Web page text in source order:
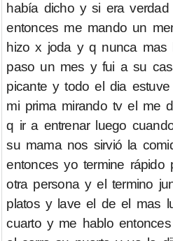
había dicho y si era
entonces me mando un
hizo x joda y q nunca mas
paso un mes y fui a su
picante y todo el dia
mi prima mirando tv el me
q ir a entrenar luego
su mama nos sirvió la
entonces yo termine rápido
otra persona y el termino
platos y lave el de el mas
cuarto y me hablo